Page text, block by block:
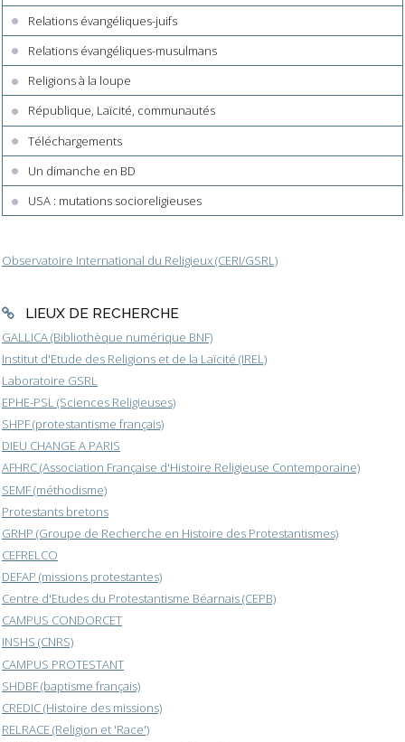
Relations évangéliques-juifs
Relations évangéliques-musulmans
Religions à la loupe
République, Laïcité, communautés
Téléchargements
Un dimanche en BD
USA : mutations socioreligieuses
Observatoire International du Religieux (CERI/GSRL)
LIEUX DE RECHERCHE
GALLICA (Bibliothèque numérique BNF)
Institut d'Etude des Religions et de la Laïcité (IREL)
Laboratoire GSRL
EPHE-PSL (Sciences Religieuses)
SHPF (protestantisme français)
DIEU CHANGE A PARIS
AFHRC (Association Française d'Histoire Religieuse Contemporaine)
SEMF (méthodisme)
Protestants bretons
GRHP (Groupe de Recherche en Histoire des Protestantismes)
CEFRELCO
DEFAP (missions protestantes)
Centre d'Etudes du Protestantisme Béarnais (CEPB)
CAMPUS CONDORCET
INSHS (CNRS)
CAMPUS PROTESTANT
SHDBF (baptisme français)
CREDIC (Histoire des missions)
RELRACE (Religion et 'Race')